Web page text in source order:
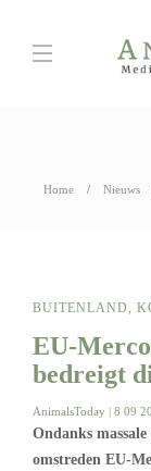
Home Nieuws
BUITENLAND,
EU-
bedreigt
AnimalsToday | 8 09
Ondanks
omstreden EU-